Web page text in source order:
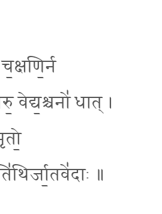
वेद्य॒श्चनो॑ धात् ।
॥